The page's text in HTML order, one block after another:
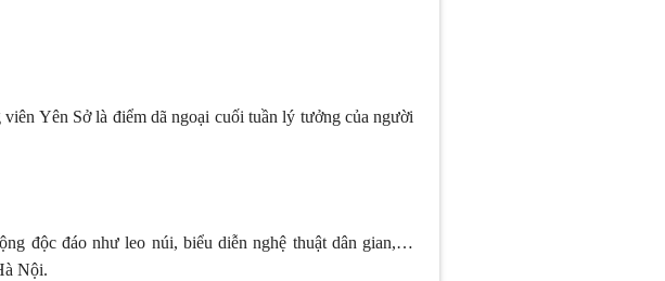
Yên Sở là điểm dã ngoại cuối tuần lý tưởng của người
độc đáo như leo núi, biểu diễn nghệ thuật dân gian,…
Nội.